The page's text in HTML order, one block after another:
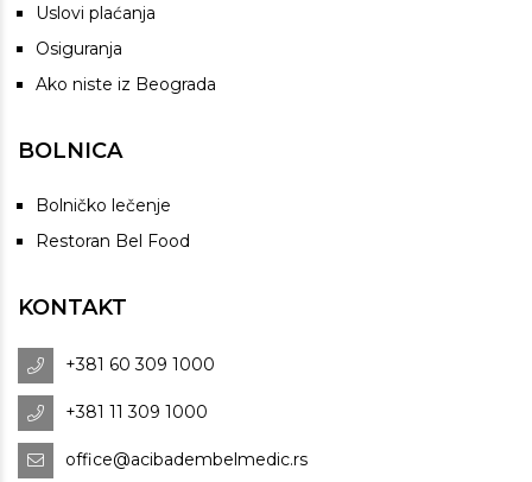
Uslovi plaćanja
Osiguranja
Ako niste iz Beograda
BOLNICA
Bolničko lečenje
Restoran Bel Food
KONTAKT
+381 60 309 1000
+381 11 309 1000
office@acibadembelmedic.rs